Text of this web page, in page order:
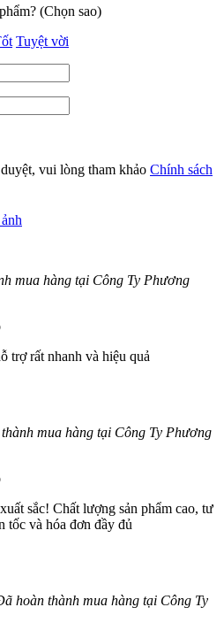
(Chọn sao)
Tuyệt vời
vui lòng tham khảo Chính sách
mua hàng tại Công Ty Phương
trợ rất nhanh và hiệu quả
mua hàng tại Công Ty Phương
sắc! Chất lượng sản phẩm cao, tư
tốc và hóa đơn đầy đủ
hoàn thành mua hàng tại Công Ty